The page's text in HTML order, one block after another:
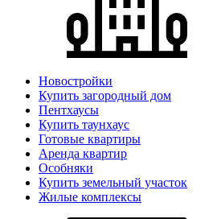
Новостройки
Купить загородный дом
Пентхаусы
Купить таунхаус
Готовые квартиры
Аренда квартир
Особняки
Купить земельный участок
Жилые комплексы